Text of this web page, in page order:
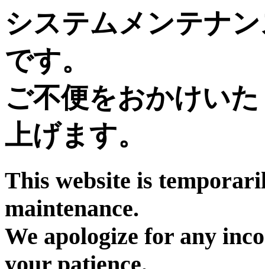
システムメンテナ
です。
ご不便をおかけい
上げます。
This website is
maintenance.
We apologize for any